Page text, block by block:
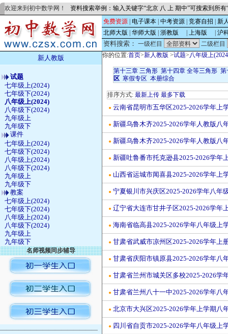
欢迎来到初中数学网！ 资料搜索举例：输入关键字“北京 八 上 期中”可搜索到所
免费资源 电子课本 中考资源 竞赛自招
新
北师大版
华师大版 浙教版 上海版 沪
资料搜索： 一级栏目 二级栏目
新人教版
试题
七年级上(2024)
七年级下(2024)
八年级上(2024)
八年级下(2024)
九年级上
九年级下
课件
七年级上(2024)
七年级下(2024)
八年级上(2024)
八年级下(2024)
九年级上
九年级下
教案
七年级上(2024)
七年级下(2024)
八年级上(2024)
八年级下(2024)
九年级上
九年级下
名师视频同步辅导
————————————————
你的位置:首页>新人教版 >试题>八年级上
第十三章 三角形 第十四章 全等三角形 第
区 寒假专区 本册综合
排序方式: 最新上传 最多下载
● 云南省昆明市五华区2025-2026学年上
● 新疆乌鲁木齐2025-2026学年人教版八
● 新疆乌鲁木齐2025-2026学年人教版八
● 新疆吐鲁番市托克逊县2025-2026学年
● 山西省运城市闻喜县2025-2026学年上
● 宁夏银川市兴庆区2025-2026学年八年
● 辽宁省大连市甘井子区2025-2026学年
● 海南省临高县2025-2026学年八年级上
● 甘肃省武威市凉州区2025-2026学年上
● 甘肃省庆阳市镇原县2025-2026学年八
● 甘肃省兰州市城关区多校2025-2026学
● 甘肃省兰州八十一中2025-2026学年八
● 北京市大兴区2025-2026学年上学期八
● 四川省自贡市2025-2026学年八年级上